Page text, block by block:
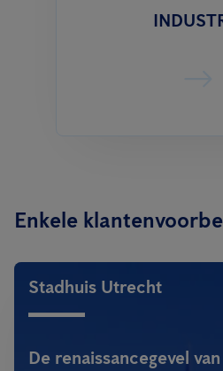
Enkele
Stadhuis Utrecht
De renaissancegevel